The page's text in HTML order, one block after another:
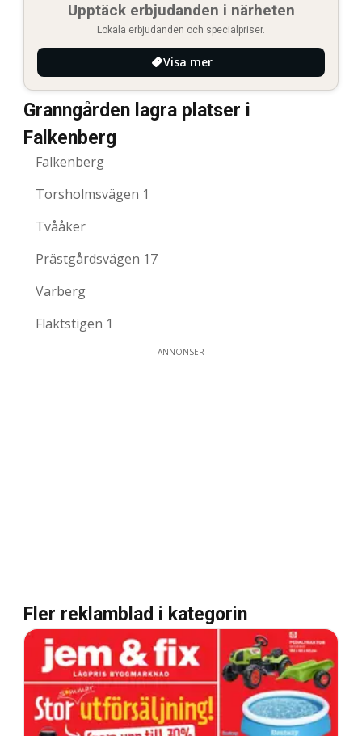
Upptäck erbjudanden i närheten
Lokala erbjudanden och specialpriser.
Visa mer
Granngården lagra platser i
Falkenberg
Falkenberg
Torsholmsvägen 1
Tvååker
Prästgårdsvägen 17
Varberg
Fläktstigen 1
ANNONSER
Fler reklamblad i kategorin